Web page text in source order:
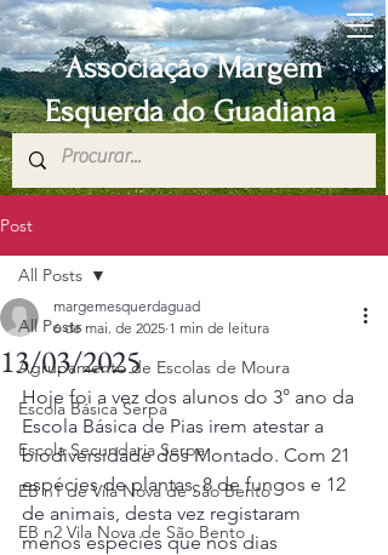
Associação Margem
Esquerda do Guadiana
Post
All Posts
Agrupamento de Escolas de Moura
Escola Básica Serpa
Escola Secundaria Serpa
EB n1 de Vila Nova de São Bento
EB n2 Vila Nova de São Bento
All Posts
13/03/2025
margemesquerdaguad
6 de mai. de 2025 1 min de leitura
Hoje foi a vez dos alunos do 3° ano da
Escola Básica de Pias irem atestar a
biodiversidade dos Montado. Com 21
espécies de plantas, 8 de fungos e 12
de animais, desta vez registaram
menos espécies que nos dias